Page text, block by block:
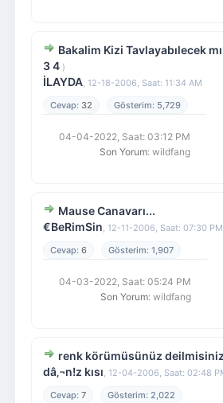
Bakalim Kizi Tavlayabılecek
34)
İLAYDA, 12-18-2006, Saat: 11:34 AM
32
5,729
04-04-2022, Saat: 03:12 PM
Son Yorum: wildfang
Mause Canavarı...
€BeRimSin, 12-11-2006, Saat: 07:30 PM
6
1,907
04-03-2022, Saat: 05:24 PM
Son Yorum: wildfang
renk körümüsünüz
dâ‚¬n!z kısı, 12-04-2006, Saat: 02:48
7
2,022